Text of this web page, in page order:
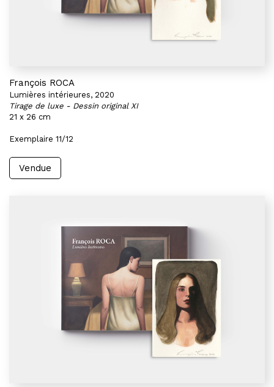
François ROCA
Lumières intérieures, 2020
Tirage de luxe - Dessin original XI
21 x 26 cm
Exemplaire 11/12
Vendue